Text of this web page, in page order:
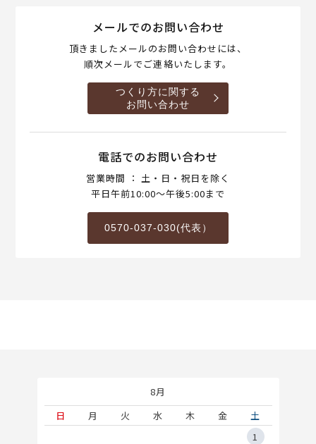
メールでのお問い合わせ
頂きましたメールのお問い合わせには、
順次メールでご連絡いたします。
つくり方に関する
お問い合わせ
電話でのお問い合わせ
営業時間 ： 土・日・祝日を除く
平日午前10:00～午後5:00まで
0570-037-030(代表）
8月
日
月 火 水 木 金
土
1